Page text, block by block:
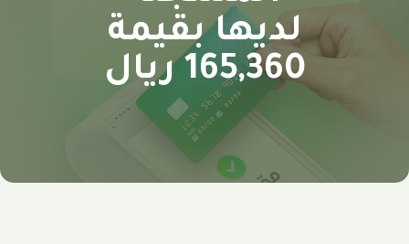
لديها بقيمة
165,360 ريال